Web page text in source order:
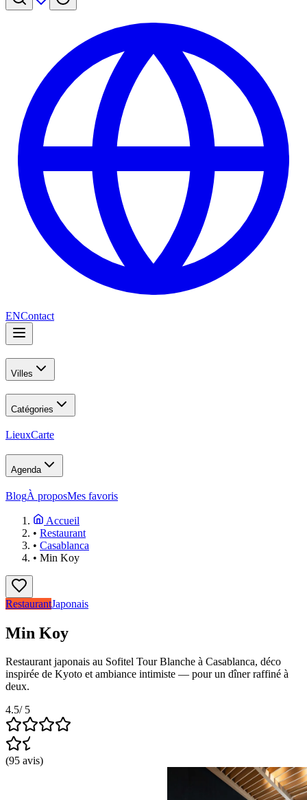
ENContact
Villes
Catégories
LieuxCarte
Agenda
BlogÀ proposMes favoris
Accueil
• Restaurant
• Casablanca
• Min Koy
RestaurantJaponais
Min Koy
Restaurant japonais au Sofitel Tour Blanche à Casablanca, déco
inspirée de Kyoto et ambiance intimiste — pour un dîner raffiné à
deux.
4.5/ 5
(95 avis)